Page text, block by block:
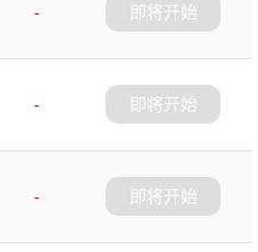
-
即将开始
-
即将开始
-
即将开始